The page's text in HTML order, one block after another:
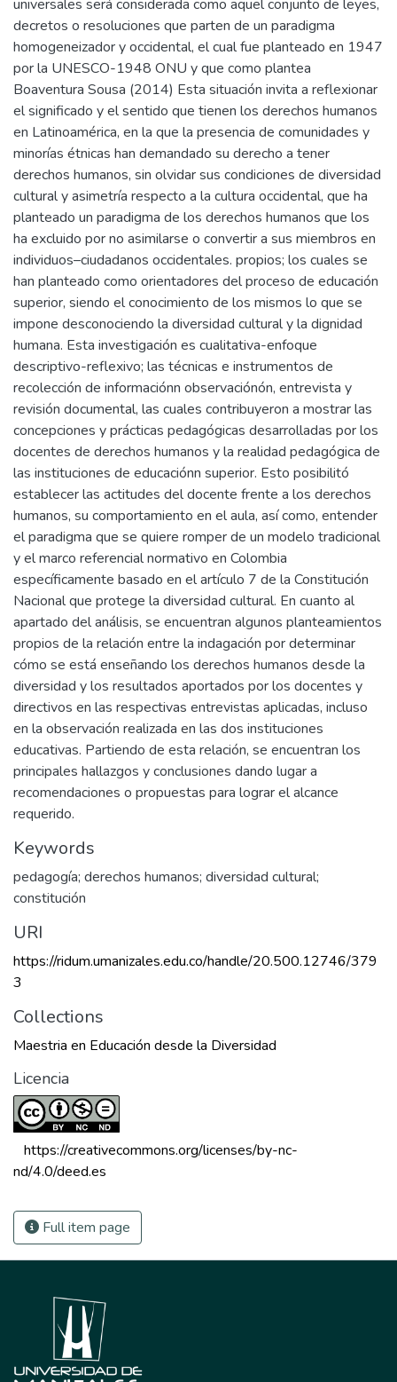
universales será considerada como aquel conjunto de leyes,
decretos o resoluciones que parten de un paradigma
homogeneizador y occidental, el cual fue planteado en 1947
por la UNESCO-1948 ONU y que como plantea
Boaventura Sousa (2014) Esta situación invita a reflexionar
el significado y el sentido que tienen los derechos humanos
en Latinoamérica, en la que la presencia de comunidades y
minorías étnicas han demandado su derecho a tener
derechos humanos, sin olvidar sus condiciones de diversidad
cultural y asimetría respecto a la cultura occidental, que ha
planteado un paradigma de los derechos humanos que los
ha excluido por no asimilarse o convertir a sus miembros en
individuos–ciudadanos occidentales. propios; los cuales se
han planteado como orientadores del proceso de educación
superior, siendo el conocimiento de los mismos lo que se
impone desconociendo la diversidad cultural y la dignidad
humana. Esta investigación es cualitativa-enfoque
descriptivo-reflexivo; las técnicas e instrumentos de
recolección de informaciónn observaciónón, entrevista y
revisión documental, las cuales contribuyeron a mostrar las
concepciones y prácticas pedagógicas desarrolladas por los
docentes de derechos humanos y la realidad pedagógica de
las instituciones de educaciónn superior. Esto posibilitó
establecer las actitudes del docente frente a los derechos
humanos, su comportamiento en el aula, así como, entender
el paradigma que se quiere romper de un modelo tradicional
y el marco referencial normativo en Colombia
específicamente basado en el artículo 7 de la Constitución
Nacional que protege la diversidad cultural. En cuanto al
apartado del análisis, se encuentran algunos planteamientos
propios de la relación entre la indagación por determinar
cómo se está enseñando los derechos humanos desde la
diversidad y los resultados aportados por los docentes y
directivos en las respectivas entrevistas aplicadas, incluso
en la observación realizada en las dos instituciones
educativas. Partiendo de esta relación, se encuentran los
principales hallazgos y conclusiones dando lugar a
recomendaciones o propuestas para lograr el alcance
requerido.
Keywords
pedagogía; derechos humanos; diversidad cultural;
constitución
URI
https://ridum.umanizales.edu.co/handle/20.500.12746/379
3
Collections
Maestria en Educación desde la Diversidad
Licencia
https://creativecommons.org/licenses/by-nc-
nd/4.0/deed.es
Full item page